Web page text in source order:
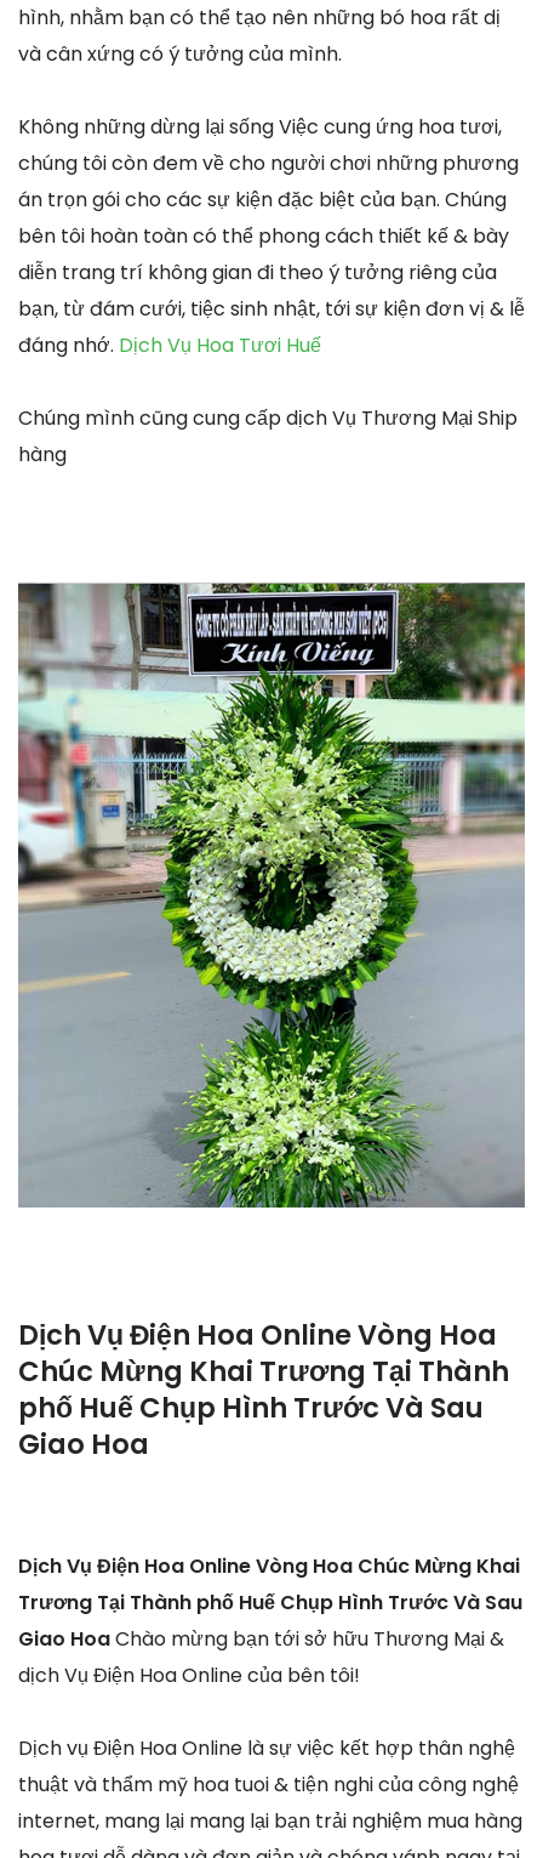
hình, nhằm bạn có thể tạo nên những bó hoa rất dị
và cân xứng có ý tưởng của mình.
Không những dừng lại sống Việc cung ứng hoa tươi,
chúng tôi còn đem về cho người chơi những phương
án trọn gói cho các sự kiện đặc biệt của bạn. Chúng
bên tôi hoàn toàn có thể phong cách thiết kế & bày
diễn trang trí không gian đi theo ý tưởng riêng của
bạn, từ đám cưới, tiệc sinh nhật, tới sự kiện đơn vị & lễ
đáng nhớ. Dịch Vụ Hoa Tươi Huế
Chúng mình cũng cung cấp dịch Vụ Thương Mại Ship
hàng
Dịch Vụ Điện Hoa Online Vòng Hoa
Chúc Mừng Khai Trương Tại Thành
phố Huế Chụp Hình Trước Và Sau
Giao Hoa
Dịch Vụ Điện Hoa Online Vòng Hoa Chúc Mừng Khai
Trương Tại Thành phố Huế Chụp Hình Trước Và Sau
Giao HoaChào mừng bạn tới sở hữu Thương Mại &
dịch Vụ Điện Hoa Online của bên tôi!
Dịch vụ Điện Hoa Online là sự việc kết hợp thân nghệ
thuật và thẩm mỹ hoa tuoi & tiện nghi của công nghệ
internet, mang lại mang lại bạn trải nghiệm mua hàng